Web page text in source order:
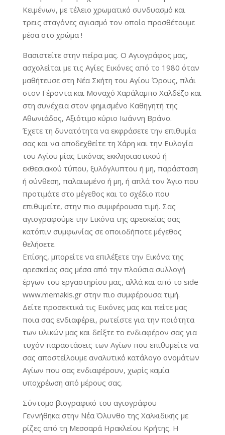
Κειμένων, με τέλειο χρωματικό συνδυασμό και
τρεις σταγόνες αγιασμό τον οποίο προσθέτουμε
μέσα στο χρώμα !
Βασιστείτε στην πείρα μας. Ο Αγιογράφος μας,
ασχολείται με τις Αγίες Εικόνες από το 1980 όταν
μαθήτευσε στη Νέα Σκήτη του Αγίου Όρους, πλάι
στον Γέροντα και Μοναχό Χαράλαμπο Χαλδέζο και
στη συνέχεια στον φημισμένο Καθηγητή της
Αθωνιάδος, Αξιότιμο κύριο Ιωάννη Βράνο.
Έχετε τη δυνατότητα να εκφράσετε την επιθυμία
σας και να αποδεχθείτε τη Χάρη και την Ευλογία
του Αγίου μίας Εικόνας εκκλησιαστικού ή
εκθεσιακού τύπου, ξυλόγλυπτου ή μη, παράσταση
ή σύνθεση, παλαιωμένο ή μη, ή απλά τον Άγιο που
προτιμάτε στο μέγεθος και το σχέδιο που
επιθυμείτε, στην πιο συμφέρουσα τιμή. Σας
αγιογραφούμε την Εικόνα της αρεσκείας σας
κατόπιν συμφωνίας σε οποιοδήποτε μέγεθος
θελήσετε.
Επίσης, μπορείτε να επιλέξετε την Εικόνα της
αρεσκείας σας μέσα από την πλούσια συλλογή
έργων του εργαστηρίου μας, αλλά και από το side
www.memakis.gr στην πιο συμφέρουσα τιμή.
Δείτε προσεκτικά τις Εικόνες μας και πείτε μας
ποια σας ενδιαφέρει, ρωτείστε για την ποιότητα
των υλικών μας και δείξτε το ενδιαφέρον σας για
τυχόν παραστάσεις των Αγίων που επιθυμείτε να
σας αποστείλουμε αναλυτικό κατάλογο ονομάτων
Αγίων που σας ενδιαφέρουν, χωρίς καμία
υποχρέωση από μέρους σας.
Σύντομο βιογραφικό του αγιογράφου
Γεννήθηκα στην Νέα Όλυνθο της Χαλκιδικής με
ρίζες από τη Μεσσαρά Ηρακλείου Κρήτης. Η